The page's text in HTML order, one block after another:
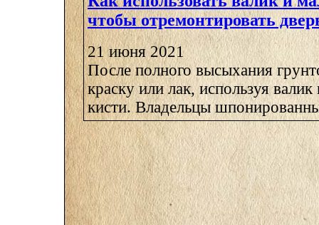
чтобы отремонтировать
21 июня 2021
После полного высыхания
краску или лак, используя
кисти. Владельцы